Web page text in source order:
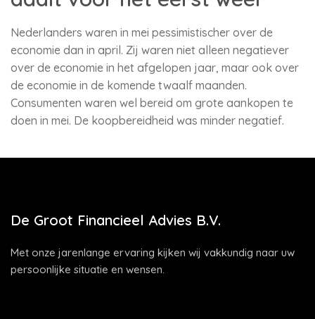
Nederlanders waren in mei pessimistischer over de
economie dan in april. Zij waren niet alleen negatiever
over de economie in het afgelopen jaar, maar ook over
de economie in de komende twaalf maanden.
Consumenten waren wel bereid om grote aankopen te
doen in mei. De koopbereidheid was minder negatief.
De Groot Financieel Advies B.V.
Met onze jarenlange ervaring kijken wij vakkundig naar uw
persoonlijke situatie en wensen.